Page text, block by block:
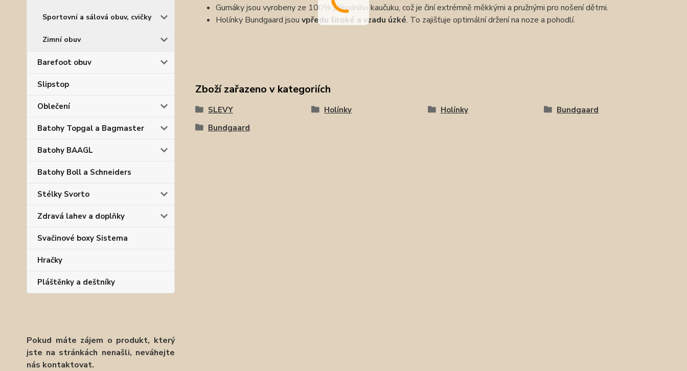
Sportovní a sálová obuv, cvičky
Zimní obuv
Barefoot obuv
Slipstop
Oblečení
Batohy Topgal a Bagmaster
Batohy BAAGL
Batohy Boll a Schneiders
Stélky Svorto
Zdravá lahev a doplňky
Svačinové boxy Sistema
Hračky
Pláštěnky a deštníky
Pokud máte zájem o produkt, který
jste na stránkách nenašli, neváhejte
nás kontaktovat.
Gumáky jsou vyrobeny ze 100% přírodního kaučuku, což je činí extrémně měkkými a pružnými pro nošení dětmi.
Holínky Bundgaard jsou vpředu široké a vzadu úzké. To zajišťuje optimální držení na noze a pohodlí.
Zboží zařazeno v kategoriích
SLEVY Holínky Holínky
Bundgaard
Bundgaard